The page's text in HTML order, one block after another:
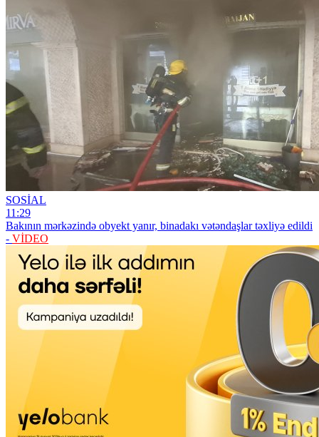
SOSİAL
11:29
Bakının mərkəzində obyekt yanır, binadakı vətəndaşlar təxliyə edildi
- VİDEO